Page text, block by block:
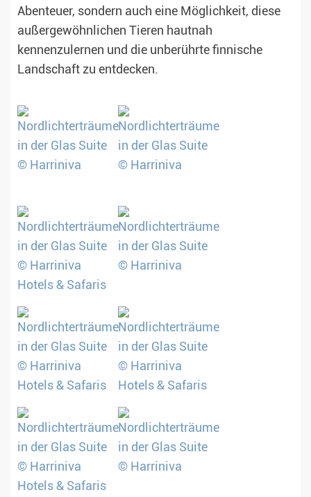
Abenteuer, sondern auch eine Möglichkeit, diese
außergewöhnlichen Tieren hautnah
kennenzulernen und die unberührte finnische
Landschaft zu entdecken.